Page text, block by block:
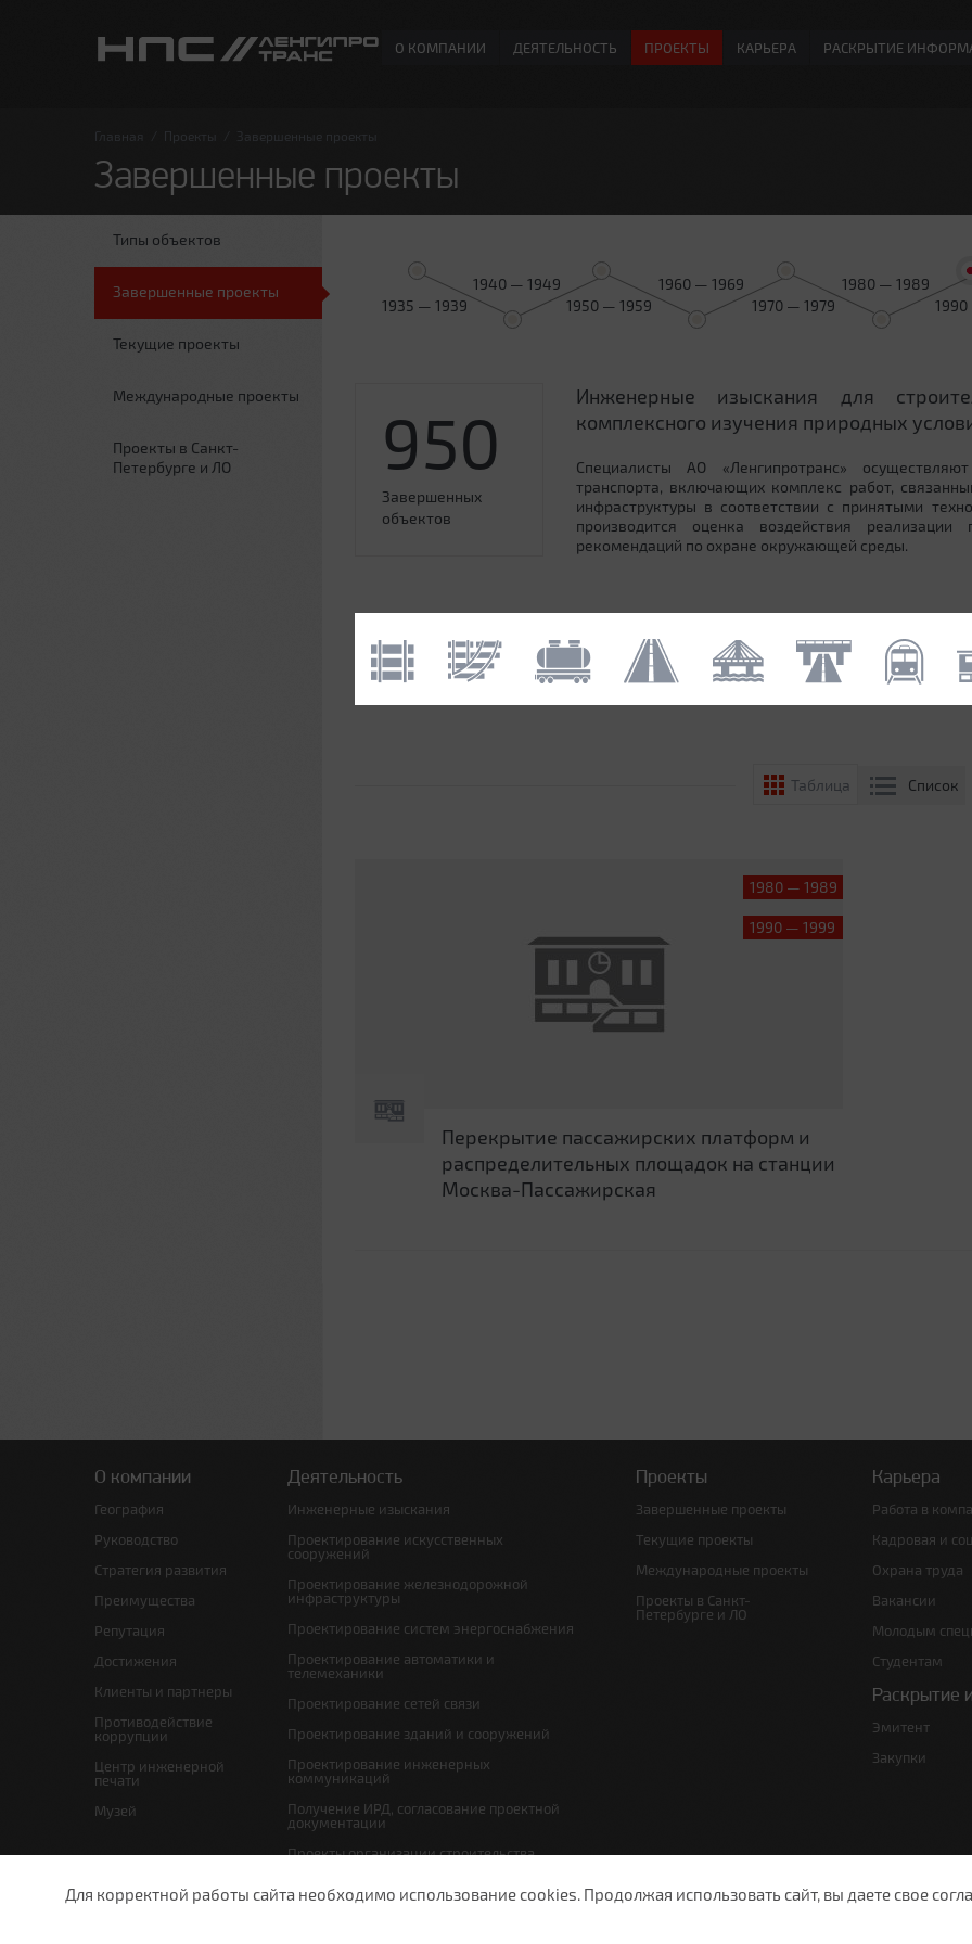
О КОМПАНИИ ДЕЯТЕЛЬНОСТЬ ПРОЕКТЫ КАРЬЕРА РАСКРЫТИЕ
Главная Проекты Завершенные проекты
Завершенные проекты
Типы объектов
Завершенные проекты
Текущие проекты
Международные проекты
Проекты в Санкт-
Петербурге и ЛО
1935 — 1939
1940 — 1949
1950 — 1959
1960 — 1969
1970 — 1979
1980 — 1989
950
Завершенных
объектов
Инженерные изыскания для
комплексного изучения природных
Специалисты АО «Ленгипротранс»
транспорта, включающих комплекс работ,
инфраструктуры в соответствии с принятыми
производится оценка воздействия
рекомендаций по охране окружающей среды.
Таблица Список
1980 — 1989
1990 — 1999
Перекрытие пассажирских платформ и
распределительных площадок на станции
Москва-Пассажирская
О компании
География
Руководство
Стратегия развития
Преимущества
Репутация
Достижения
Клиенты и партнеры
Противодействие
коррупции
Центр инженерной
печати
Музей
Деятельность
Инженерные изыскания
Проектирование искусственных
сооружений
Проектирование железнодорожной
инфраструктуры
Проектирование систем энергоснабжения
Проектирование автоматики и
телемеханики
Проектирование сетей связи
Проектирование зданий и сооружений
Проектирование инженерных
коммуникаций
Получение ИРД, согласование проектной
документации
Проекты организации строительства,
Проекты
Завершенные проекты
Текущие проекты
Международные проекты
Проекты в Санкт-
Петербурге и ЛО
Карьера
Работа в
Кадровая и
Охрана труда
Вакансии
Молодым
Студентам
Раскрытие
Эмитент
Закупки
Для корректной работы сайта необходимо использование cookies. Продолжая использовать сайт, вы даете свое